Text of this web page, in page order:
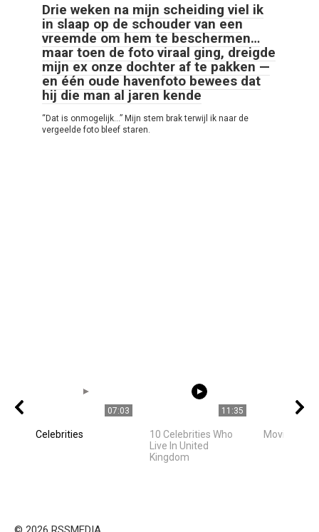
Drie weken na mijn scheiding viel ik
in slaap op de schouder van een
vreemde om hem te beschermen…
maar toen de foto viraal ging, dreigde
mijn ex onze dochter af te pakken —
en één oude havenfoto bewees dat
hij die man al jaren kende
“Dat is onmogelijk…” Mijn stem brak terwijl ik naar de
vergeelde foto bleef staren.
07:03
Celebrities
11:35
10 Celebrities Who
Live In United
Kingdom
Movie